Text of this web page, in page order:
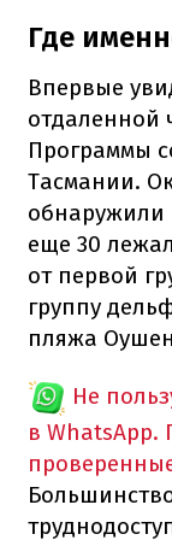
Где
Впервые
отдаленной
Программы
Тасмании.
обнаружили
еще 30
от первой
группу
пляжа
Не
в WhatsApp.